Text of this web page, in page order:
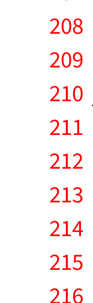
208
209
210
211
212
213
214
215